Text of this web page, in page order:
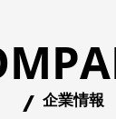
企業情報